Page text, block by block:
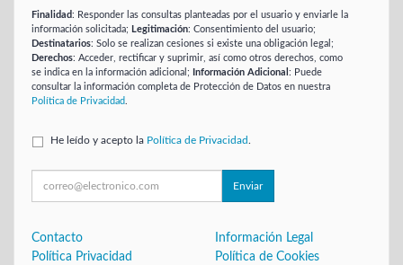
Finalidad: Responder las consultas planteadas por el usuario y enviarle la
información solicitada; Legitimación: Consentimiento del usuario;
Destinatarios: Solo se realizan cesiones si existe una obligación legal;
Derechos: Acceder, rectificar y suprimir, así como otros derechos, como
se indica en la información adicional;
Información Adicional : Puede
consultar la información completa de Protección de Datos en nuestra
Política de Privacidad
He leído y acepto la Política de Privacidad
Enviar
Contacto
Información Legal
Política Privacidad
Política de Cookies